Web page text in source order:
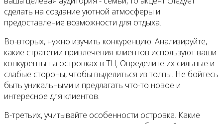
сделать на создание уютной атмосферы и
предоставление возможности для отдыха.
Во-вторых, нужно изучить конкуренцию. Анализируйте,
какие стратегии привлечения клиентов используют ваши
конкуренты на островках в ТЦ. Определите их сильные и
слабые стороны, чтобы выделиться из толпы. Не бойтесь
быть уникальными и предлагать что-то новое и
интересное для клиентов.
В-третьих, учитывайте особенности островка. Какие